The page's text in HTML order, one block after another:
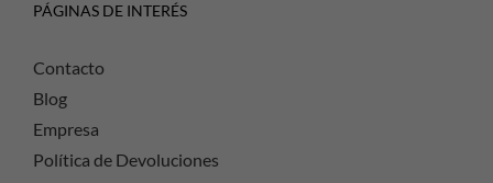
PÁGINAS DE INTERÉS
Contacto
Blog
Empresa
Política de Devoluciones